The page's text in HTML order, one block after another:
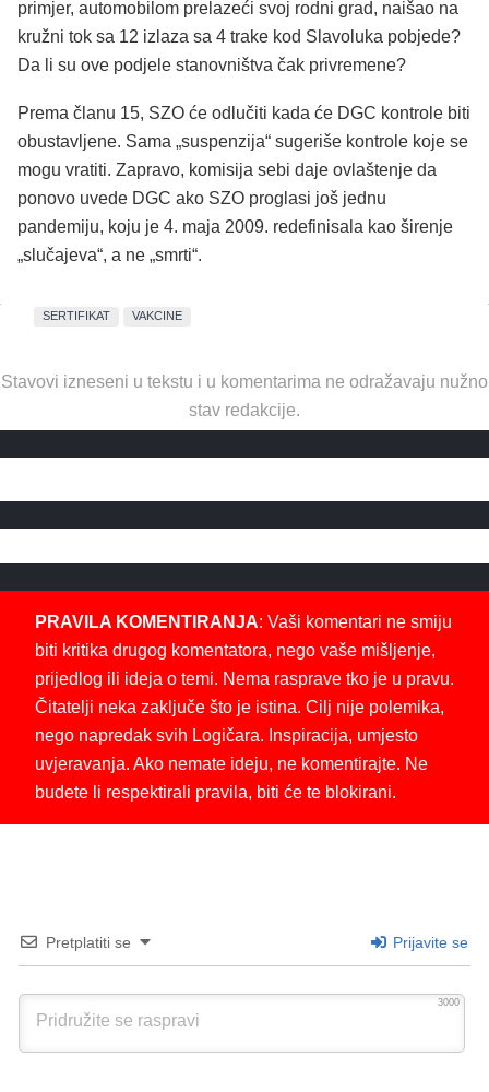
primjer, automobilom prelazeći svoj rodni grad, naišao na
kružni tok sa 12 izlaza sa 4 trake kod Slavoluka pobjede?
Da li su ove podjele stanovništva čak privremene?
Prema članu 15, SZO će odlučiti kada će DGC kontrole biti
obustavljene. Sama „suspenzija“ sugeriše kontrole koje se
mogu vratiti. Zapravo, komisija sebi daje ovlaštenje da
ponovo uvede DGC ako SZO proglasi još jednu
pandemiju, koju je 4. maja 2009. redefinisala kao širenje
„slučajeva“, a ne „smrti“.
SERTIFIKAT VAKCINE
Stavovi izneseni u tekstu i u komentarima ne odražavaju nužno
stav redakcije.
PRAVILA KOMENTIRANJA: Vaši komentari ne smiju
biti kritika drugog komentatora, nego vaše mišljenje,
prijedlog ili ideja o temi. Nema rasprave tko je u pravu.
Čitatelji neka zaključe što je istina. Cilj nije polemika,
nego napredak svih Logičara. Inspiracija, umjesto
uvjeravanja. Ako nemate ideju, ne komentirajte. Ne
budete li respektirali pravila, biti će te blokirani.
Pretplatiti se Prijavite se
3000